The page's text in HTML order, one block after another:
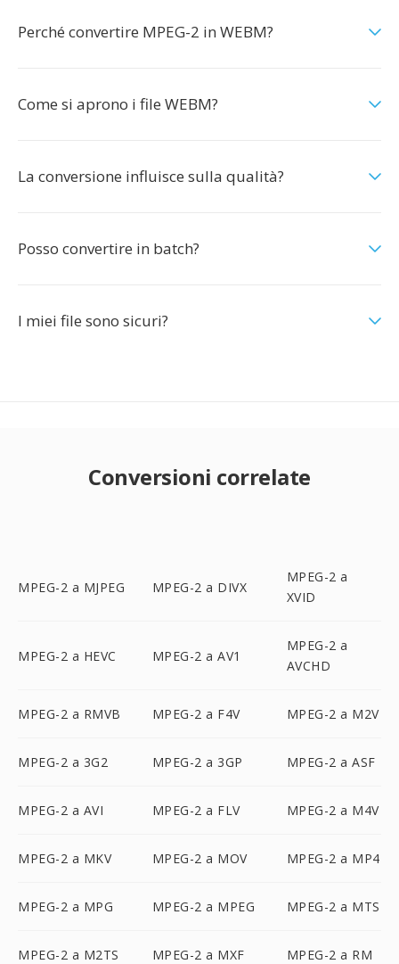
Perché convertire MPEG-2 in WEBM?
Come si aprono i file WEBM?
La conversione influisce sulla qualità?
Posso convertire in batch?
I miei file sono sicuri?
Conversioni correlate
MPEG-2 a MJPEG MPEG-2 a DIVX
MPEG-2 a
XVID
MPEG-2 a HEVC MPEG-2 a AV1
MPEG-2 a
AVCHD
MPEG-2 a RMVB MPEG-2 a F4V MPEG-2 a M2V
MPEG-2 a 3G2 MPEG-2 a 3GP MPEG-2 a ASF
MPEG-2 a AVI MPEG-2 a FLV MPEG-2 a M4V
MPEG-2 a MKV MPEG-2 a MOV MPEG-2 a MP4
MPEG-2 a MPG MPEG-2 a MPEG MPEG-2 a MTS
MPEG-2 a M2TS MPEG-2 a MXF MPEG-2 a RM